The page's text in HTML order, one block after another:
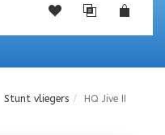
Stunt vliegers HQ Jive II